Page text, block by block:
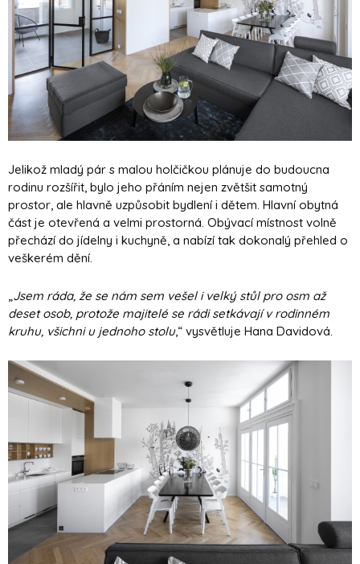
Jelikož mladý pár s malou holčičkou plánuje do budoucna
rodinu rozšířit, bylo jeho přáním nejen zvětšit samotný
prostor, ale hlavně uzpůsobit bydlení i dětem. Hlavní obytná
část je otevřená a velmi prostorná. Obývací místnost volně
přechází do jídelny i kuchyně, a nabízí tak dokonalý přehled o
veškerém dění.
„Jsem ráda, že se nám sem vešel i velký stůl pro osm až
deset osob, protože majitelé se rádi setkávají v rodinném
kruhu, všichni u jednoho stolu,“ vysvětluje Hana Davidová.